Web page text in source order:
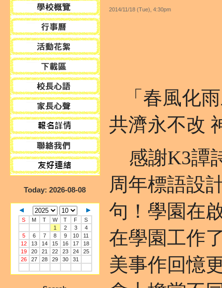
Today: 2026-08-08
S M T W T F
S
1
2 3
4
5
6 7 8 9 10
11
12
13 14 15 16 17
18
19
20 21 22 23 24
25
26
27 28 29 30 31
2014/11/18 (Tue), 4:30pm
「春風化
共濟永不改
感謝K3譚
周年標語設
句！學園在
在學園工作
美事作回憶